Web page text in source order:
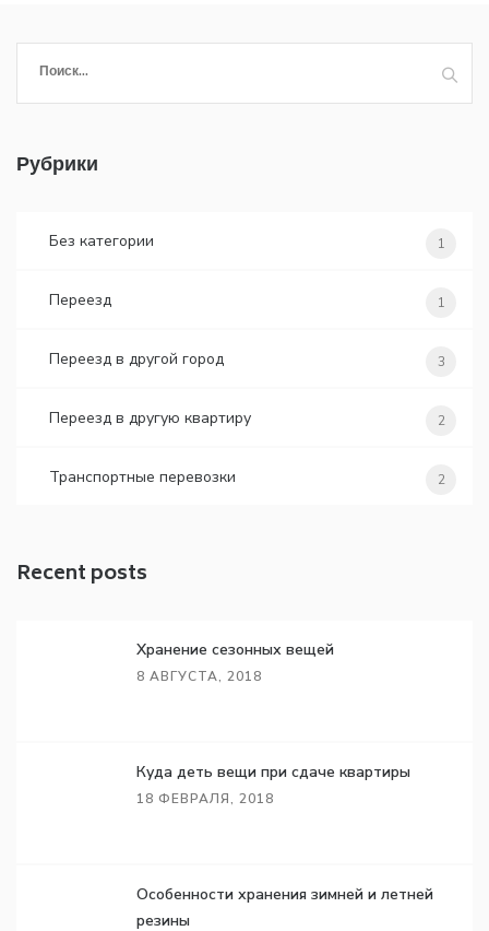
Рубрики
Без категории 1
Переезд 1
Переезд в другой город 3
Переезд в другую квартиру 2
Транспортные перевозки 2
Recent posts
Хранение сезонных вещей
8 АВГУСТА, 2018
Куда деть вещи при сдаче квартиры
18 ФЕВРАЛЯ, 2018
Особенности хранения зимней и летней
резины